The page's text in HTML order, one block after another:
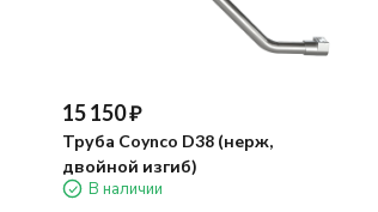
15 150₽
Труба Coynco D38 (нерж,
двойной изгиб)
В наличии